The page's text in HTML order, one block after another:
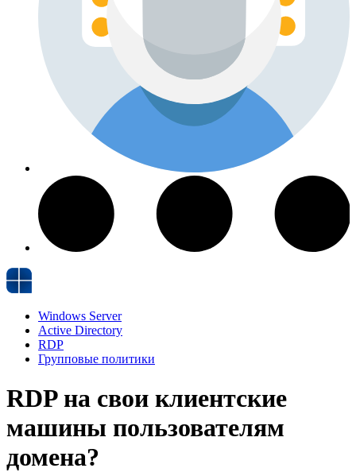
Windows Server
Active Directory
RDP
Групповые политики
RDP на свои клиентские
машины пользователям
домена?